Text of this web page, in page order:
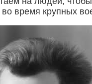
время крупных